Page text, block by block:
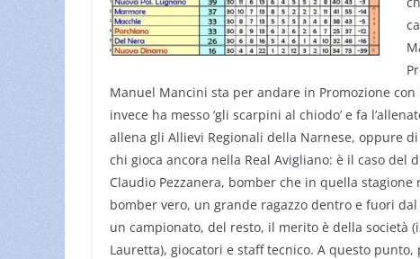
Manuel Mancini sta per andare in Promozione con
invece ha messo ‘gli scarpini al chiodo’ e fa
allena gli Allievi Regionali della Narnese, oppure
chi gioca ancora nella Real Avigliano: è il caso del
Claudio Pezzanera, bomber che in quella
bomber vero, un grande ragazzo dentro e fuori
un campionato, del resto, il merito è della società
Lauretta), giocatori e staff tecnico. A questo